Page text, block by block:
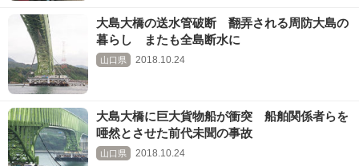
大島大橋の送水管破断 翻弄される周防大島の
暮らし またも全島断水に
山口県 2018.10.24
大島大橋に巨大貨物船が衝突 船舶関係者らを
唖然とさせた前代未聞の事故
山口県 2018.10.24